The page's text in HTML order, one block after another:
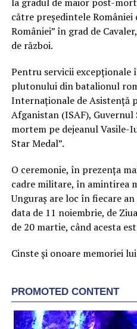
către preşedintele
României” în grad de
de război.
Pentru servicii excepţionale
plutonului din batalionul
Internaţionale de Asistenţă
Afganistan (ISAF),
mortem pe dejeanul Vasile-
Star Medal”.
O ceremonie, în prezența
cadre militare, în amintirea
Unguraș are loc în fiecare
data de 11 noiembrie, de
de 20 martie, când acesta
Cinste şi onoare memoriei